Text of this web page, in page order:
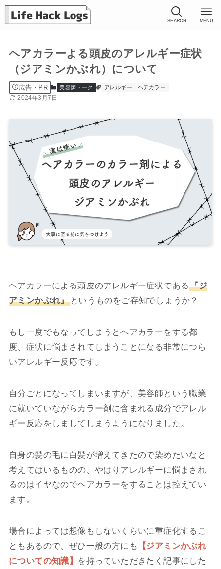
SEARCH MENU
ヘアカラーよる頭皮のアレルギー症状
（ジアミンかぶれ）について
広告・PR 美容師トーク アレルギー ヘアカラー
2024年3月7日
ヘアカラーによる頭皮のアレルギー症状である『ジ
アミンかぶれ』というものをご存知でしょうか？
もし一度でもなってしまうとヘアカラーをする都
度、症状に悩まされてしまうことになる非常につら
いアレルギー反応です。
自分ごとになってしまいますが、美容師という職業
に就いていながらカラー剤に含まれる成分でアレル
ギー反応をしましてしまうようになりました。
自身の髪の毛に白髪が増えてきたので染めたいなと
考えてはいるものの、やはりアレルギーに悩まされ
るのはイヤなのでヘアカラーをすることは控えてい
ます。
場合によっては想像もしないくらいに重症化するこ
ともあるので、ぜひ一般の方にも
【ジアミンかぶれ
についての知識】 を持っていただきたく記事にした